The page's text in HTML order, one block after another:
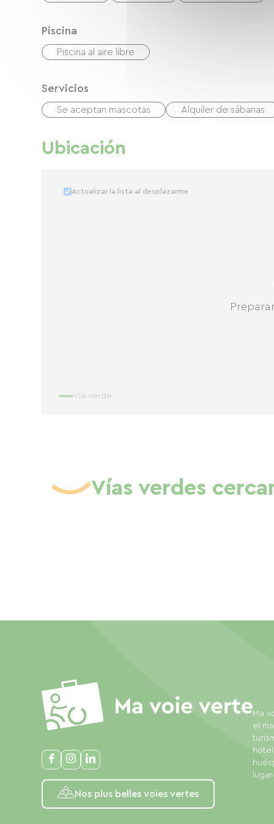
Piscina
Piscina al aire libre
Servicios
Se aceptan mascotas Alquiler de sábanas
Ubicación
Actualizar la lista al desplazarme
Vía verde
Vías verdes
Nos plus belles voies vertes
Ma
el